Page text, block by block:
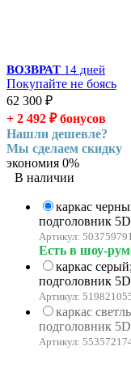
ВОЗВРАТ 14 дней
Покупайте не боясь
62 300 ₽
+ 2 492 ₽бонусов
Нашли дешевле?
Мы сделаем скидку
экономия 0%
В наличии
каркас
подголовник 5D
Артикул:
Есть в шоу-
каркас
подголовник 5D
Артикул:
каркас
подголовник
Артикул: